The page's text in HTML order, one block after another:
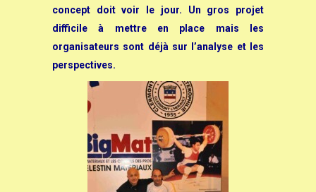
concept doit voir le jour. Un gros projet
difficile à mettre en place mais les
organisateurs sont déjà sur l’analyse et les
perspectives.